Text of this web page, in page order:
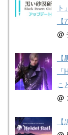
ト
@
こ
@